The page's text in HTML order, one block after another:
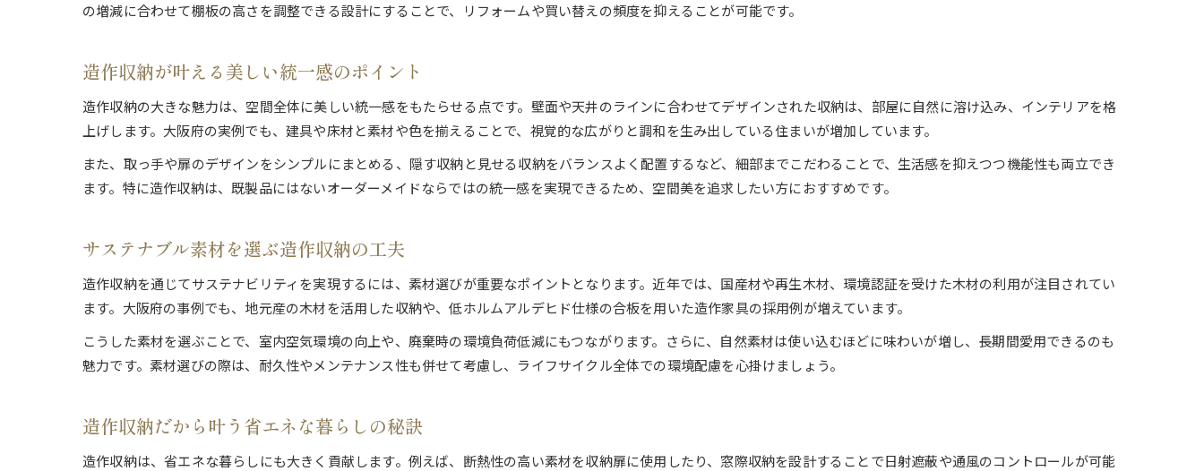
理想の暮らしを実現する収納プランニング術
エコ志向の暮らしに最適な造作収納の魅力
造作収納で実現する省エネ・環境配慮の工夫
環境に優しい素材選定と造作収納
美しさと機能性を両立する造作収納術
造作収納で叶える快適な生活動線の工夫
収納力を高める造作収納のデザイン実例
造作収納と整理整頓のアイデア集
の増減に合わせて棚板の高さを調整できる設計にすることで、リフォームや買い替えの頻度を抑えることが可能です。
造作収納が叶える美しい統一感のポイント
造作収納の大きな魅力は、空間全体に美しい統一感をもたらせる点です。壁面や天井のラインに合わせてデザインされた収納は、部屋に自然に溶け込み、インテリアを格
上げします。大阪府の実例でも、建具や床材と素材や色を揃えることで、視覚的な広がりと調和を生み出している住まいが増加しています。
また、取っ手や扉のデザインをシンプルにまとめる、隠す収納と見せる収納をバランスよく配置するなど、細部までこだわることで、生活感を抑えつつ機能性も両立でき
ます。特に造作収納は、既製品にはないオーダーメイドならではの統一感を実現できるため、空間美を追求したい方におすすめです。
サステナブル素材を選ぶ造作収納の工夫
造作収納を通じてサステナビリティを実現するには、素材選びが重要なポイントとなります。近年では、国産材や再生木材、環境認証を受けた木材の利用が注目されてい
ます。大阪府の事例でも、地元産の木材を活用した収納や、低ホルムアルデヒド仕様の合板を用いた造作家具の採用例が増えています。
こうした素材を選ぶことで、室内空気環境の向上や、廃棄時の環境負荷低減にもつながります。さらに、自然素材は使い込むほどに味わいが増し、長期間愛用できるのも
魅力です。素材選びの際は、耐久性やメンテナンス性も併せて考慮し、ライフサイクル全体での環境配慮を心掛けましょう。
造作収納だから叶う省エネな暮らしの秘訣
造作収納は、省エネな暮らしにも大きく貢献します。例えば、断熱性の高い素材を収納扉に使用したり、窓際収納を設計することで日射遮蔽や通風のコントロールが可能
お気軽にお問い合わせください
お気軽にお問い合わせください